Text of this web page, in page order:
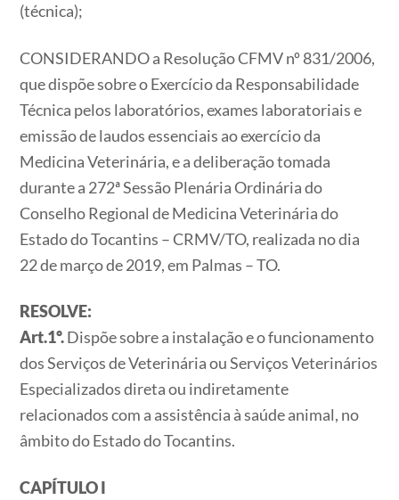
(técnica);
CONSIDERANDO a Resolução CFMV nº 831/2006,
que dispõe sobre o Exercício da Responsabilidade
Técnica pelos laboratórios, exames laboratoriais e
emissão de laudos essenciais ao exercício da
Medicina Veterinária, e a deliberação tomada
durante a 272ª Sessão Plenária Ordinária do
Conselho Regional de Medicina Veterinária do
Estado do Tocantins – CRMV/TO, realizada no dia
22 de março de 2019, em Palmas – TO.
RESOLVE:
Art.1º.Dispõe sobre a instalação e o funcionamento
dos Serviços de Veterinária ou Serviços Veterinários
Especializados direta ou indiretamente
relacionados com a assistência à saúde animal, no
âmbito do Estado do Tocantins.
CAPÍTULO I